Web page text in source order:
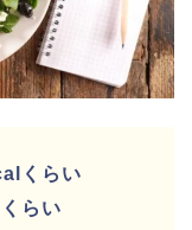
くらい
らい